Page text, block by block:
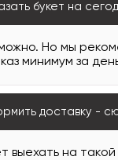
букет на
Но мы
минимум за
доставку -
выехать на такой